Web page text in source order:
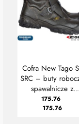
Cofra New Tago
SRC – buty
spawalnicze z
podnoskiem
175.76
175.76